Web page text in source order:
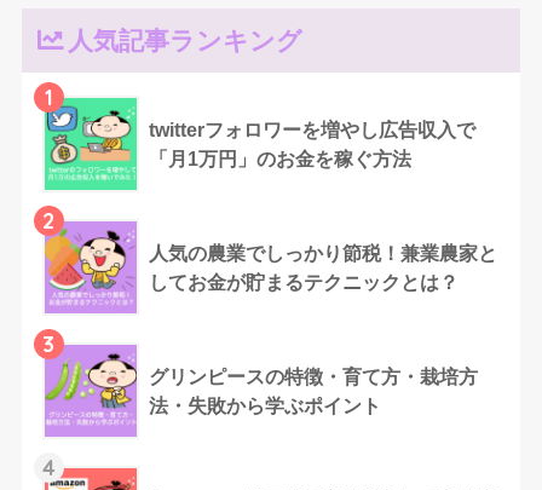
人気記事ランキング
1
twitterフォロワーを増やし広告収入で
「月1万円」のお金を稼ぐ方法
2
人気の農業でしっかり節税！兼業農家と
してお金が貯まるテクニックとは？
3
グリンピースの特徴・育て方・栽培方
法・失敗から学ぶポイント
4